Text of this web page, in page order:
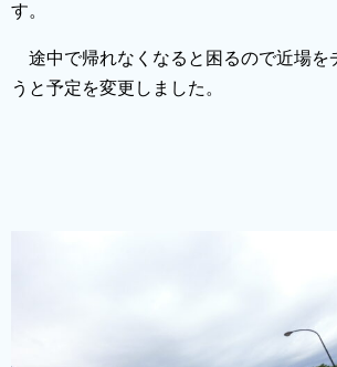
す。
途中で帰れなくなると困るので近場を
うと予定を変更しました。